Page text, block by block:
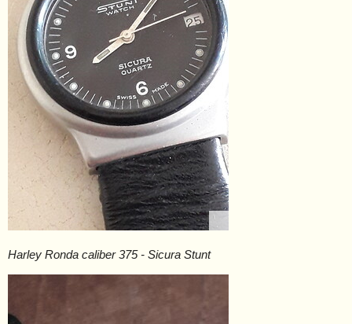
Harley Ronda caliber 375 - Sicura Stunt